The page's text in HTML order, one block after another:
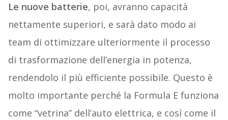
Le nuove batterie, poi, avranno capacità
nettamente superiori, e sarà dato modo ai
team di ottimizzare ulteriormente il processo
di trasformazione dell’energia in potenza,
rendendolo il più efficiente possibile. Questo è
molto importante perché la Formula E funziona
come “vetrina” dell’auto elettrica, e così come il